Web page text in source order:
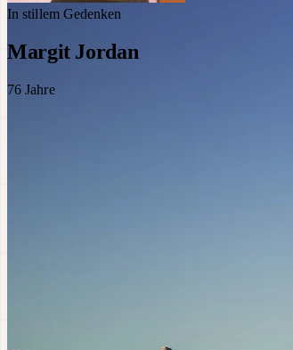
In stillem Gedenken
Margit Jordan
76 Jahre